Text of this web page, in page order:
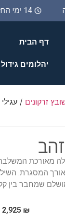
14 ימי החזרה
דף הבית
יהלומים
זרקונים /
מאורכת
המסגרת.
שמחבר בין
2,925 ₪